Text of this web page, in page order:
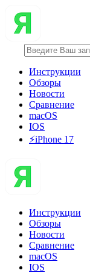
Инструкции
Обзоры
Новости
Сравнение
macOS
IOS
⚡️iPhone 17
Инструкции
Обзоры
Новости
Сравнение
macOS
IOS